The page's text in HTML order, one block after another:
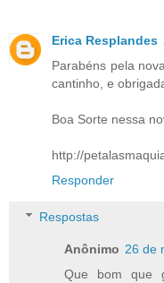
Erica Resplandes
Parabéns pela
cantinho, e
Boa Sorte nessa
http://
Responder
Respostas
Anônimo 26 de
Que bom que